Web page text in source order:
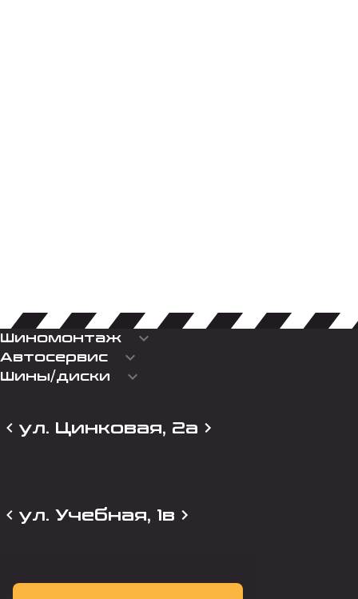
Шиномонтаж keyboard_arrow_down
Автосервис keyboard_arrow_down
Шины/диски keyboard_arrow_down
ул. Цинковая, 2а
ул. Учебная, 1в